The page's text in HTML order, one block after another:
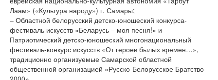
Лаам» («Культура народу») г. Самары;
– Областной белорусский детско-юношеский конкурса-
фестиваль искусств «Беларусь – моя песня!» и
Патриотический детско-юношеский многонациональный
фестиваль-конкурс искусств «От героев былых времен…»,
традиционно организуемые Самарской областной
общественной организацией «Русско-Белорусское Братство -